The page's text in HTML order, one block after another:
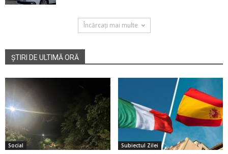
Încărcați mai multe
ȘTIRI DE ULTIMĂ ORĂ
Social Subiectul Zilei